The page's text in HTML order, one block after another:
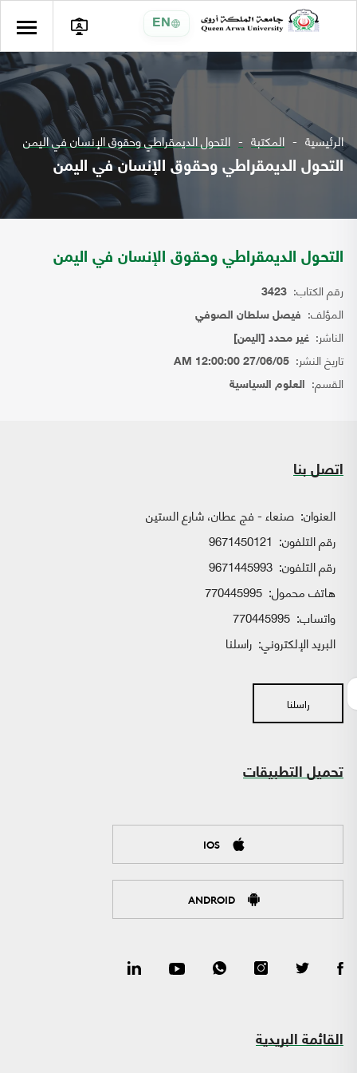
EN
الرئيسية المكتبة التحول الديمقراطي وحقوق الإنسان في اليمن
التحول الديمقراطي وحقوق الإنسان في اليمن
التحول الديمقراطي وحقوق الإنسان في اليمن
رقم الكتاب: 3423
المؤلف: فيصل سلطان الصوفي
الناشر: غير محدد [اليمن]
تاريخ النشر: 27/06/05 12:00:00 AM
القسم: العلوم السياسية
اتصل بنا
العنوان: صنعاء - فج عطان، شارع الستين
رقم التلفون: 9671450121
رقم التلفون: 9671445993
هاتف محمول: 770445995
واتساب:
البريد الإلكتروني: راسلنا
راسلنا
تحميل التطبيقات
IOS
ANDROID
القائمة البريدية